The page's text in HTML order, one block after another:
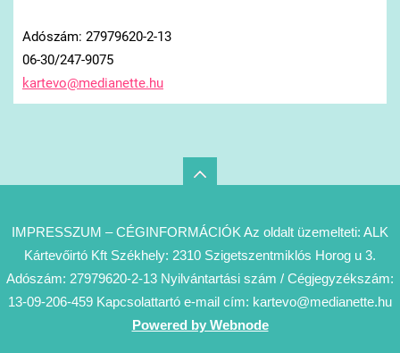
Adószám: 27979620-2-13
06-30/247-9075
kartevo@medianette.hu
IMPRESSZUM – CÉGINFORMÁCIÓK Az oldalt üzemelteti: ALK
Kártevőirtó Kft Székhely: 2310 Szigetszentmiklós Horog u 3.
Adószám: 27979620-2-13 Nyilvántartási szám / Cégjegyzékszám:
13-09-206-459 Kapcsolattartó e-mail cím: kartevo@medianette.hu
Powered by Webnode